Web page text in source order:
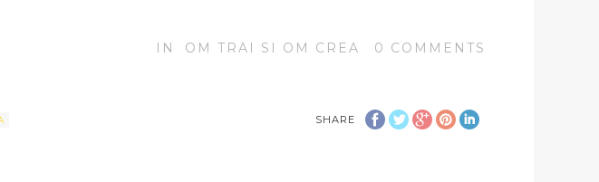
IN OM TRAI SI OM CREA 0 COMMENTS
SHARE